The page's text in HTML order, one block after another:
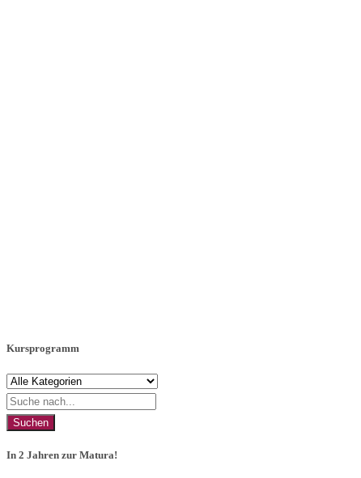
Kursprogramm
Suchen
In 2 Jahren zur Matura!